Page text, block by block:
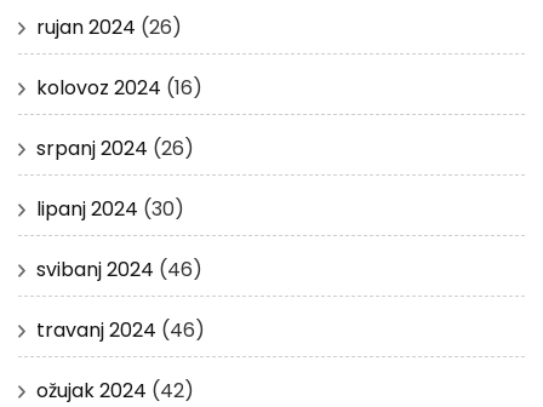
rujan 2024 (26)
kolovoz 2024 (16)
srpanj 2024 (26)
lipanj 2024 (30)
svibanj 2024 (46)
travanj 2024 (46)
ožujak 2024 (42)